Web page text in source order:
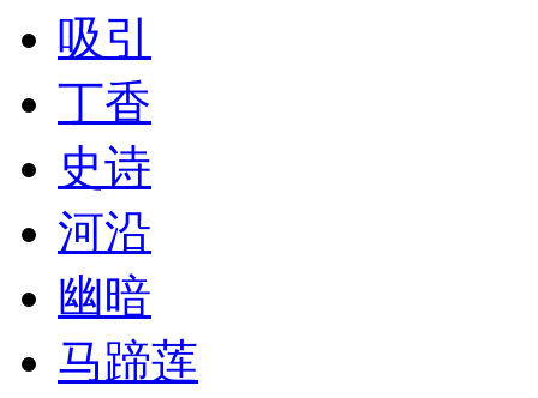
吸引
丁香
史诗
河沿
幽暗
马蹄莲